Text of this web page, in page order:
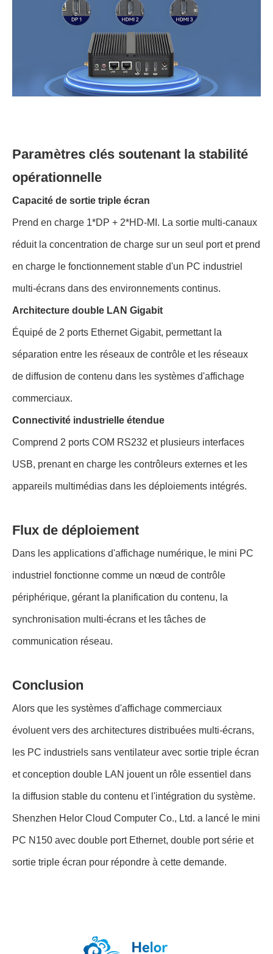
Paramètres clés soutenant la stabilité
opérationnelle
Capacité de sortie triple écran
Prend en charge 1*DP + 2*HD-MI. La sortie multi-canaux
réduit la concentration de charge sur un seul port et prend
en charge le fonctionnement stable d'un PC industriel
multi-écrans dans des environnements continus.
Architecture double LAN Gigabit
Équipé de 2 ports Ethernet Gigabit, permettant la
séparation entre les réseaux de contrôle et les réseaux
de diffusion de contenu dans les systèmes d'affichage
commerciaux.
Connectivité industrielle étendue
Comprend 2 ports COM RS232 et plusieurs interfaces
USB, prenant en charge les contrôleurs externes et les
appareils multimédias dans les déploiements intégrés.
Flux de déploiement
Dans les applications d'affichage numérique, le mini PC
industriel fonctionne comme un nœud de contrôle
périphérique, gérant la planification du contenu, la
synchronisation multi-écrans et les tâches de
communication réseau.
Conclusion
Alors que les systèmes d'affichage commerciaux
évoluent vers des architectures distribuées multi-écrans,
les PC industriels sans ventilateur avec sortie triple écran
et conception double LAN jouent un rôle essentiel dans
la diffusion stable du contenu et l'intégration du système.
Shenzhen Helor Cloud Computer Co., Ltd. a lancé le mini
PC N150 avec double port Ethernet, double port série et
sortie triple écran pour répondre à cette demande.